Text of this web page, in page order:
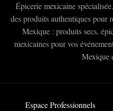
Épicerie mexicaine
des produits authentiques pour
Mexique : produits secs,
mexicaines pour vos
Mexique
Espace Professionnels